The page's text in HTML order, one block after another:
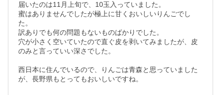
届いたのは11月上旬で、10玉入っていました。
蜜はありませんでしたが極上に甘くおいしいりんごでし
た。
訳ありでも何の問題もないものばかりでした。
穴が小さく空いていたので直ぐ皮を剥いてみましたが、皮
のみと言っていい深さでした。
西日本に住んでいるので、りんごは青森と思っていました
が、長野県もとってもおいしいですね。